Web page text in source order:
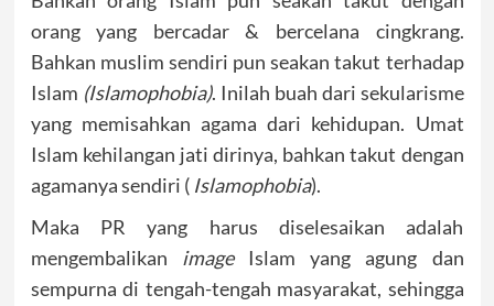
orang yang bercadar & bercelana cingkrang.
Bahkan muslim sendiri pun seakan takut terhadap
Islam (Islamophobia). Inilah buah dari sekularisme
yang memisahkan agama dari kehidupan. Umat
Islam kehilangan jati dirinya, bahkan takut dengan
agamanya sendiri ( Islamophobia).
Maka PR yang harus diselesaikan adalah
mengembalikan imageIslam yang agung dan
sempurna di tengah-tengah masyarakat, sehingga